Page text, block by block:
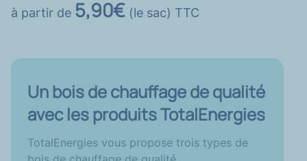
à partir de 5,90€ (le sac) TTC
Un bois de chauffage de qualité
avec les produits TotalEnergies
TotalEnergies vous propose trois types de